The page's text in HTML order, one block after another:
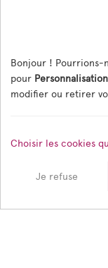
Bonjour ! Pourrions-
pour
modifier ou retirer
Choisir les cookies
Je refuse